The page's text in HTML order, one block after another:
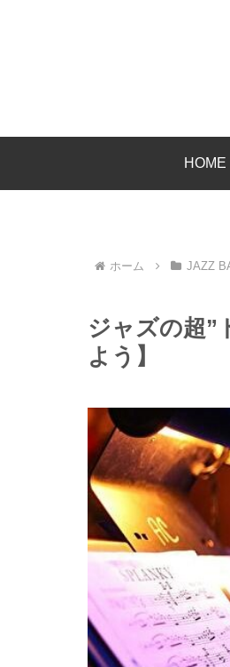
HOME
ホーム JAZZ
ジャズの超”
よう】